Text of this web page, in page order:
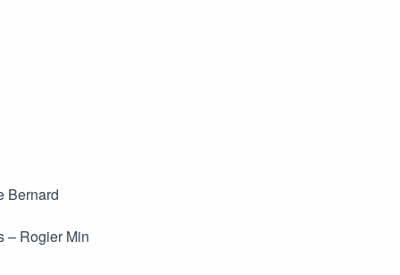
Bernard
– Rogier Min